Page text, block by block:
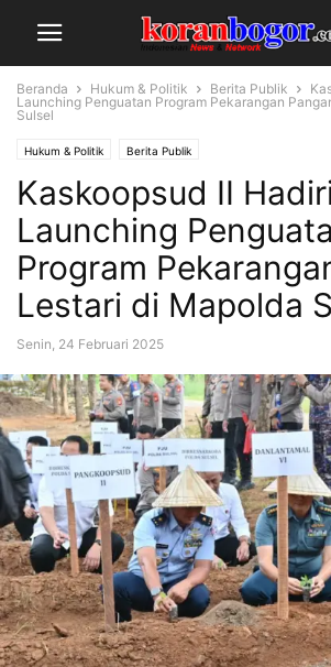
Beranda Hukum & Politik Berita Publik
Launching Penguatan Program Pekarangan
Sulsel
Hukum & Politik Berita Publik
Kaskoopsud II
Launching
Program
Lestari di Mapolda
Senin, 24 Februari 2025